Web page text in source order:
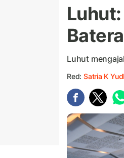
Luhut
Red: Satria K